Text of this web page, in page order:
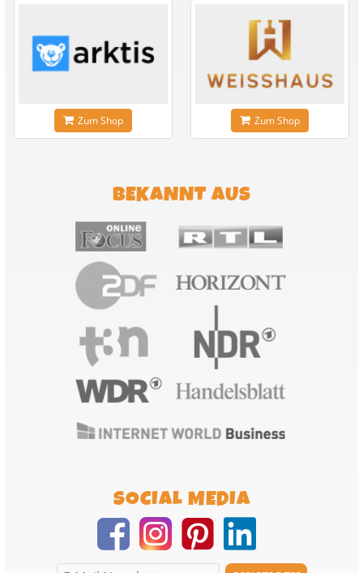
Zum Shop Zum Shop
BEKANNT AUS
SOCIAL MEDIA